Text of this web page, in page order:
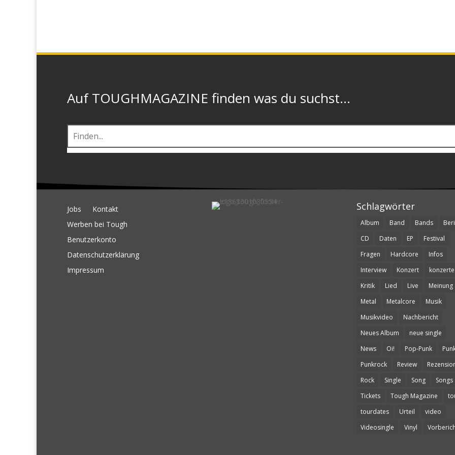
Auf TOUGHMAGAZINE finden was du suchst...
Jobs
Kontakt
Werben bei Tough
Benutzerkonto
Datenschutzerklärung
Impressum
Schlagwörter
Album Band Bands
CD
Daten EP
Festival
Fragen
Hardcore
Infos
Interview
Konzert
konzerte
Kritik
Lied Live
Meinung
Metal
Metalcore
Musik
Musikvideo
Nachbericht
Neues Album
neue single
News
Oi! Pop-Punk
Punkrock
Review
Rock
Single Song
Songs
Tickets
Tough Magazine
tourdates
Urteil
video
Videosingle
Vinyl